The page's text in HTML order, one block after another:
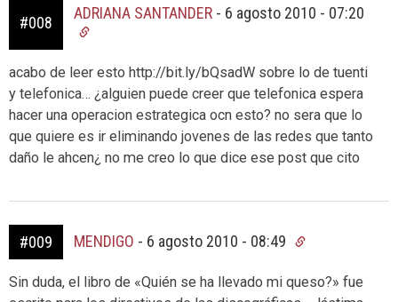
#008
ADRIANA SANTANDER - 6 agosto 2010 - 07:20
acabo de leer esto http://bit.ly/bQsadW sobre lo de tuenti
y telefonica… ¿alguien puede creer que telefonica espera
hacer una operacion estrategica ocn esto? no sera que lo
que quiere es ir eliminando jovenes de las redes que tanto
daño le ahcen¿ no me creo lo que dice ese post que cito
#009 MENDIGO - 6 agosto 2010 - 08:49
Sin duda, el libro de «Quién se ha llevado mi queso?» fue